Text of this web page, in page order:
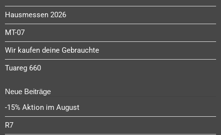
Hausmessen 2026
MT-07
Wir kaufen deine Gebrauchte
Tuareg 660
Neue Beiträge
-15% Aktion im August
R7